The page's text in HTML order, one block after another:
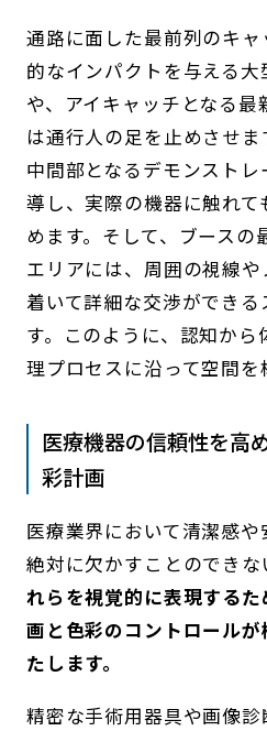
通路に面した最前列のキ
的なインパクトを与える
や、アイキャッチとなる
は通行人の足を止めさせ
中間部となるデモンスト
導し、実際の機器に触れ
めます。そして、ブースの
エリアには、周囲の視線
着いて詳細な交渉ができる
す。このように、認知か
理プロセスに沿って空間を
医療機器の信頼性を高
彩計画
医療業界において清潔感
絶対に欠かすことのできな
れらを視覚的に表現する
画と色彩のコントロール
たします。
精密な手術用器具や画像